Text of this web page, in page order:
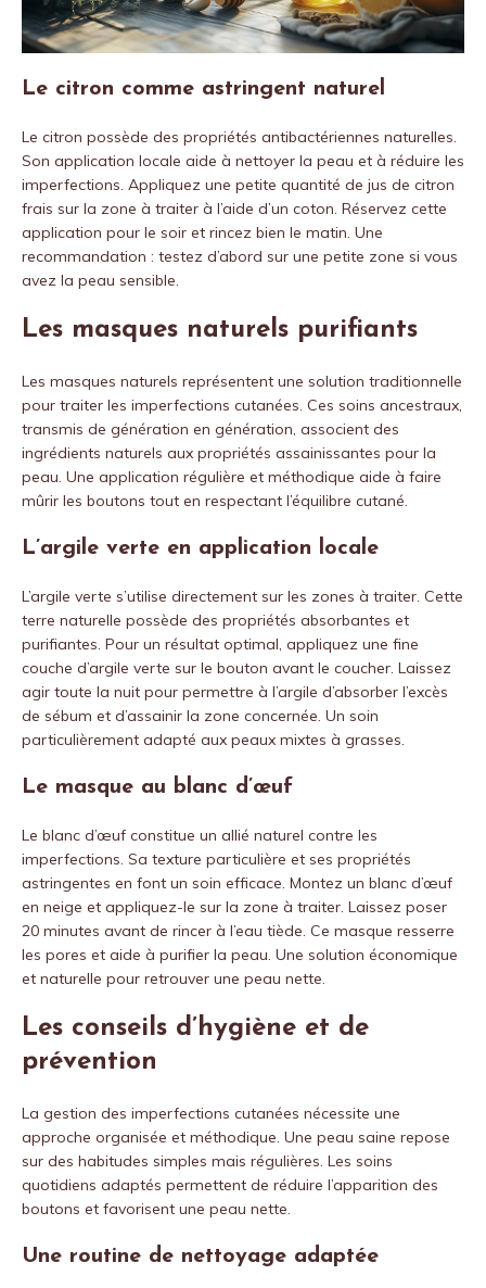
Le citron comme astringent naturel
Le citron possède des propriétés antibactériennes naturelles.
Son application locale aide à nettoyer la peau et à réduire les
imperfections. Appliquez une petite quantité de jus de citron
frais sur la zone à traiter à l’aide d’un coton. Réservez cette
application pour le soir et rincez bien le matin. Une
recommandation : testez d’abord sur une petite zone si vous
avez la peau sensible.
Les masques naturels purifiants
Les masques naturels représentent une solution traditionnelle
pour traiter les imperfections cutanées. Ces soins ancestraux,
transmis de génération en génération, associent des
ingrédients naturels aux propriétés assainissantes pour la
peau. Une application régulière et méthodique aide à faire
mûrir les boutons tout en respectant l’équilibre cutané.
L’argile verte en application locale
L’argile verte s’utilise directement sur les zones à traiter. Cette
terre naturelle possède des propriétés absorbantes et
purifiantes. Pour un résultat optimal, appliquez une fine
couche d’argile verte sur le bouton avant le coucher. Laissez
agir toute la nuit pour permettre à l’argile d’absorber l’excès
de sébum et d’assainir la zone concernée. Un soin
particulièrement adapté aux peaux mixtes à grasses.
Le masque au blanc d’œuf
Le blanc d’œuf constitue un allié naturel contre les
imperfections. Sa texture particulière et ses propriétés
astringentes en font un soin efficace. Montez un blanc d’œuf
en neige et appliquez-le sur la zone à traiter. Laissez poser
20 minutes avant de rincer à l’eau tiède. Ce masque resserre
les pores et aide à purifier la peau. Une solution économique
et naturelle pour retrouver une peau nette.
Les conseils d’hygiène et de
prévention
La gestion des imperfections cutanées nécessite une
approche organisée et méthodique. Une peau saine repose
sur des habitudes simples mais régulières. Les soins
quotidiens adaptés permettent de réduire l’apparition des
boutons et favorisent une peau nette.
Une routine de nettoyage adaptée